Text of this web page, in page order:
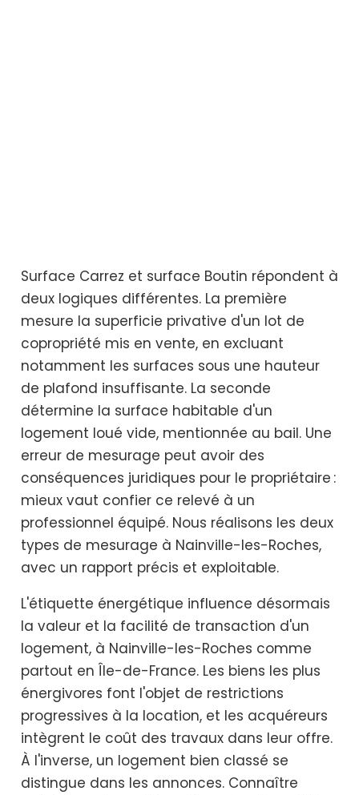
Surface Carrez et surface Boutin répondent à
deux logiques différentes. La première
mesure la superficie privative d'un lot de
copropriété mis en vente, en excluant
notamment les surfaces sous une hauteur
de plafond insuffisante. La seconde
détermine la surface habitable d'un
logement loué vide, mentionnée au bail. Une
erreur de mesurage peut avoir des
conséquences juridiques pour le propriétaire :
mieux vaut confier ce relevé à un
professionnel équipé. Nous réalisons les deux
types de mesurage à Nainville-les-Roches,
avec un rapport précis et exploitable.
L'étiquette énergétique influence désormais
la valeur et la facilité de transaction d'un
logement, à Nainville-les-Roches comme
partout en Île-de-France. Les biens les plus
énergivores font l'objet de restrictions
progressives à la location, et les acquéreurs
intègrent le coût des travaux dans leur offre.
À l'inverse, un logement bien classé se
distingue dans les annonces. Connaître